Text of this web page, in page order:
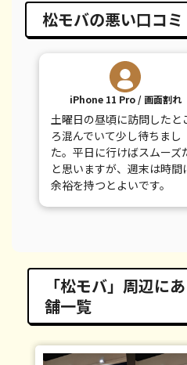
松モバの悪い口コミ
iPhone 11 Pro / 画面割れ
土曜日の昼頃に訪問したと
ろ混んでいて少し待ちまし
た。平日に行けばスムーズ
と思いますが、週末は時間
余裕を持つとよいです。
「松モバ」周辺に
舗一覧